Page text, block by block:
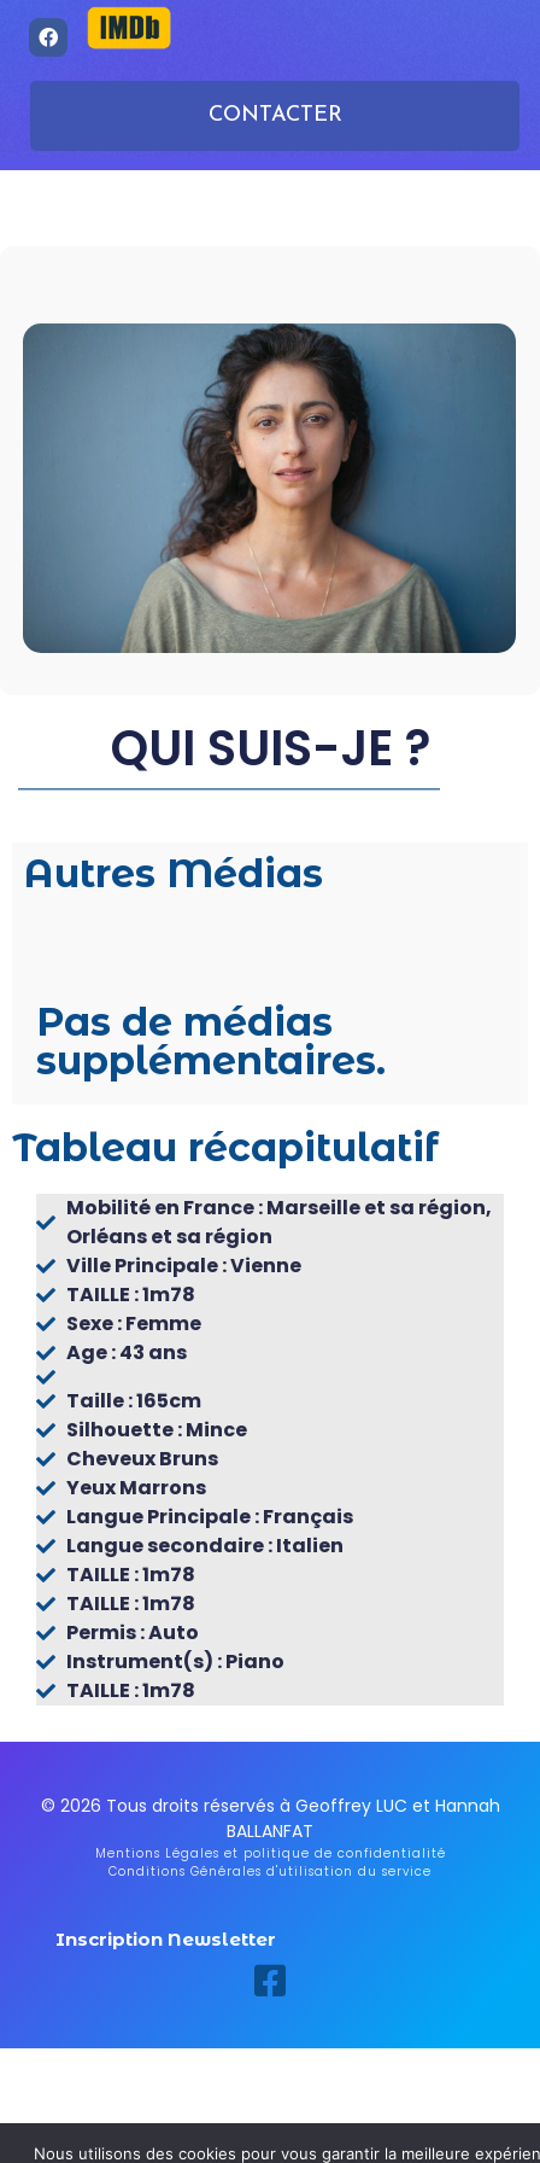
CONTACTER
QUI SUIS-JE ?
Autres Médias
Pas de médias
supplémentaires.
Tableau récapitulatif
Mobilité en France : Marseille et sa région,
Orléans et sa région
Ville Principale : Vienne
TAILLE : 1m78
Sexe : Femme
Age : 43 ans
Taille : 165cm
Silhouette : Mince
Cheveux Bruns
Yeux Marrons
Langue Principale : Français
Langue secondaire : Italien
TAILLE : 1m78
TAILLE : 1m78
Permis : Auto
Instrument(s) : Piano
TAILLE : 1m78
© 2026 Tous droits réservés à Geoffrey LUC et Hannah
BALLANFAT
Mentions Légales et politique de confidentialité
Conditions Générales d'utilisation du service
Inscription Newsletter
Nous utilisons des cookies pour vous garantir la meilleure